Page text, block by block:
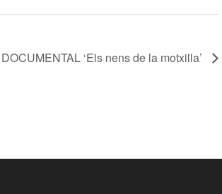
DOCUMENTAL ‘Els nens de la motxilla’